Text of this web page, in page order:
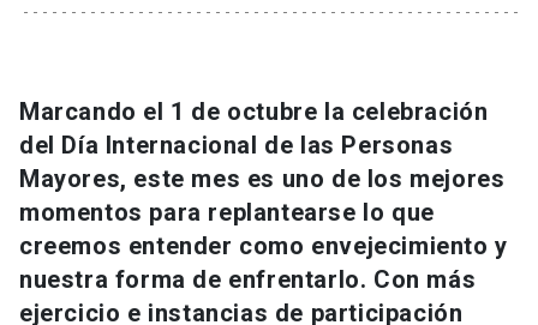
Extensión
Universidad
Información para keyboard_arrow_down
Futuros estudiantes
Estudiantes
Go to english site launch
ACCESOS DIRECTOS
Marcando el 1 de octubre la celebración
del Día Internacional de las Personas
Mayores, este mes es uno de los mejores
momentos para replantearse lo que
creemos entender como envejecimiento y
nuestra forma de enfrentarlo. Con más
ejercicio e instancias de participación